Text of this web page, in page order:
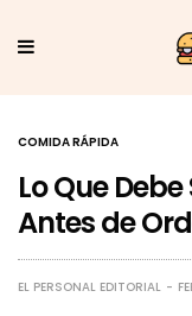
COMIDA RÁPIDA
Lo Que
Antes de
EL PERSONAL EDITORIAL